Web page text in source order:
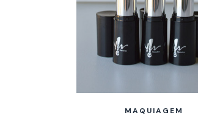
MAQUIAGEM